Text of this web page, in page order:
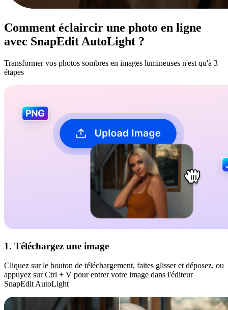
Comment éclaircir une photo en ligne
avec SnapEdit AutoLight ?
Transformer vos photos sombres en images lumineuses n'est qu'à 3
étapes
1. Téléchargez une image
Cliquez sur le bouton de téléchargement, faites glisser et déposez, ou
appuyez sur Ctrl + V pour entrer votre image dans l'éditeur
SnapEdit AutoLight